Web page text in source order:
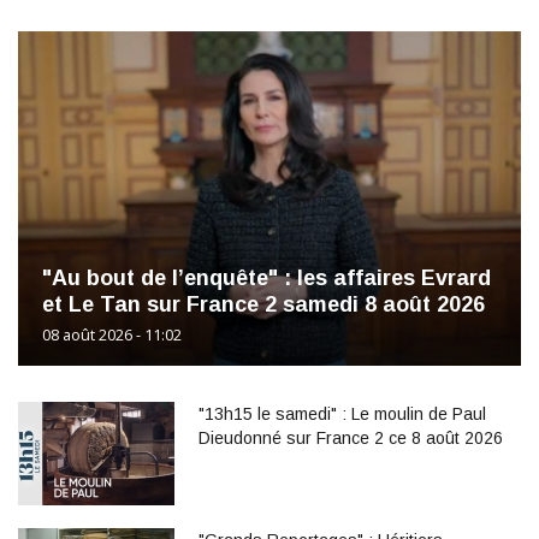
"Au bout de l’enquête" : les affaires Evrard
et Le Tan sur France 2 samedi 8 août 2026
08 août 2026 - 11:02
"13h15 le samedi" : Le moulin de Paul
Dieudonné sur France 2 ce 8 août 2026